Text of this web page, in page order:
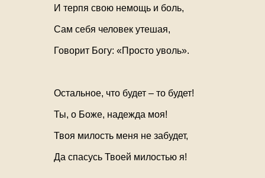
И терпя свою немощь и боль,
Сам себя человек утешая,
Говорит Богу: «Просто уволь».
Остальное, что будет – то будет!
Ты, о Боже, надежда моя!
Твоя милость меня не забудет,
Да спасусь Твоей милостью я!